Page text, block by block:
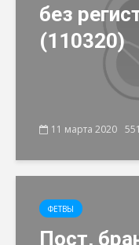
без
(110320)
11 марта 2020
ФЕТВЫ
Пост,